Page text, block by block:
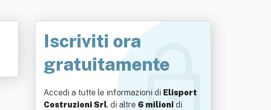
Iscriviti ora
gratuitamente
Accedi a tutte le informazioni di Elisport
Costruzioni Srl, di altre 6 milioni di